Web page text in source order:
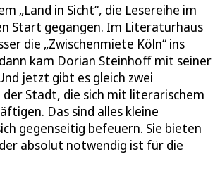
„Land in Sicht“, die Lesereihe im
Start gegangen. Im Literaturhaus
die „Zwischenmiete Köln“ ins
kam Dorian Steinhoff mit seiner
jetzt gibt es gleich zwei
der Stadt, die sich mit literarischem
Das sind alles kleine
gegenseitig befeuern. Sie bieten
absolut notwendig ist für die